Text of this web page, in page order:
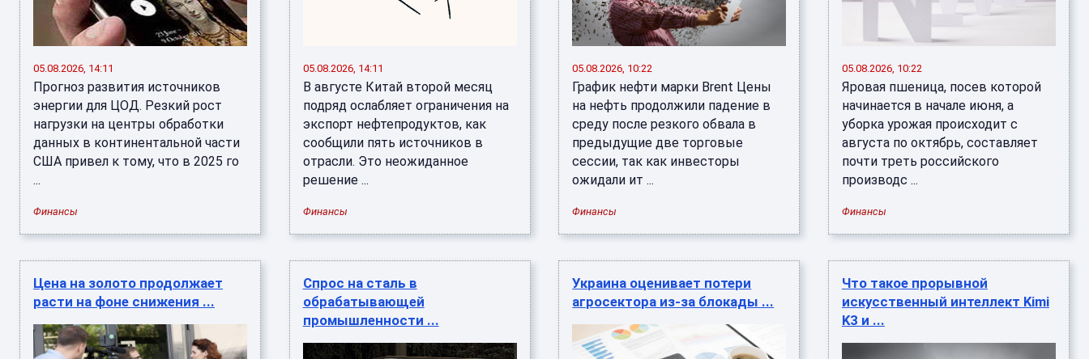
05.08.2026, 14:11
Прогноз развития источников
энергии для ЦОД. Резкий рост
нагрузки на центры обработки
данных в континентальной части
США привел к тому, что в 2025 го
...
Финансы
05.08.2026, 14:11
В августе Китай второй месяц
подряд ослабляет ограничения на
экспорт нефтепродуктов, как
сообщили пять источников в
отрасли. Это неожиданное
решение ...
Финансы
05.08.2026, 10:22
График нефти марки Brent Цены
на нефть продолжили падение в
среду после резкого обвала в
предыдущие две торговые
сессии, так как инвесторы
ожидали ит ...
Финансы
05.08.2026, 10:22
Яровая пшеница, посев которой
начинается в начале июня, а
уборка урожая происходит с
августа по октябрь, составляет
почти треть российского
производс ...
Финансы
Цена на золото продолжает
расти на фоне снижения ...
Cпрос на сталь в
обрабатывающей
промышленности ...
Украина оценивает потери
агросектора из-за блокады ...
Что такое прорывной
искусственный интеллект Kimi
K3 и ...